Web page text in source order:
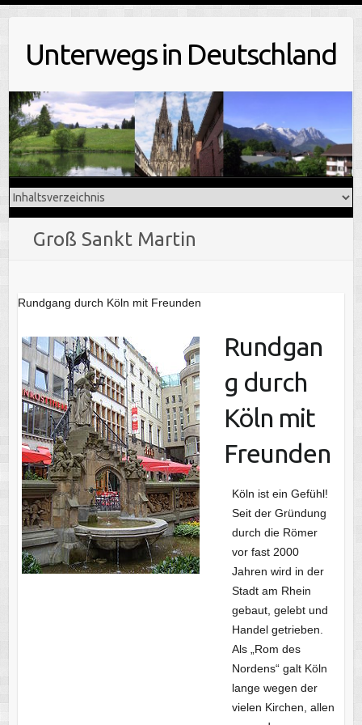
Unterwegs in Deutschland
Groß Sankt Martin
Rundgang durch Köln mit Freunden
Rundgan
g durch
Köln mit
Freunden
Köln ist ein Gefühl!
Seit der Gründung
durch die Römer
vor fast 2000
Jahren wird in der
Stadt am Rhein
gebaut, gelebt und
Handel getrieben.
Als „Rom des
Nordens“ galt Köln
lange wegen der
vielen Kirchen, allen